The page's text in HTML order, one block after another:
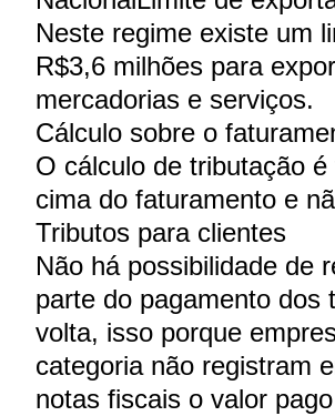
Neste regime existe um
R$3,6 milhões para
mercadorias e serviços.
Cálculo sobre o
O cálculo de tributação é
cima do faturamento e
Tributos para clientes
Não há possibilidade de
parte do pagamento dos
volta, isso porque
categoria não registram
notas fiscais o valor